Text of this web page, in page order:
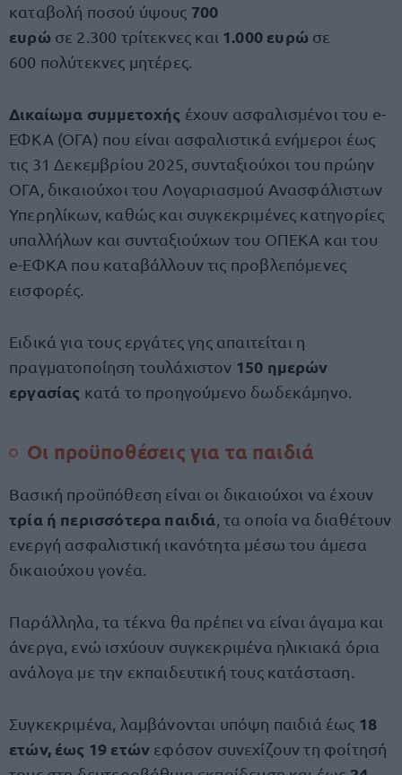
καταβολή ποσού ύψους 700
ευρώ σε 2.300 τρίτεκνες και 1.000 ευρώ σε
600 πολύτεκνες μητέρες.
Δικαίωμα συμμετοχής έχουν ασφαλισμένοι του e-
ΕΦΚΑ (ΟΓΑ) που είναι ασφαλιστικά ενήμεροι έως
τις 31 Δεκεμβρίου 2025, συνταξιούχοι του πρώην
ΟΓΑ, δικαιούχοι του Λογαριασμού Ανασφάλιστων
Υπερηλίκων, καθώς και συγκεκριμένες κατηγορίες
υπαλλήλων και συνταξιούχων του ΟΠΕΚΑ και του
e-ΕΦΚΑ που καταβάλλουν τις προβλεπόμενες
εισφορές.
Ειδικά για τους εργάτες γης απαιτείται η
πραγματοποίηση τουλάχιστον 150 ημερών
εργασίας κατά το προηγούμενο δωδεκάμηνο.
Οι προϋποθέσεις για τα παιδιά
Βασική προϋπόθεση είναι οι δικαιούχοι να έχουν
τρία ή περισσότερα παιδιά , τα οποία να διαθέτουν
ενεργή ασφαλιστική ικανότητα μέσω του άμεσα
δικαιούχου γονέα.
Παράλληλα, τα τέκνα θα πρέπει να είναι άγαμα και
άνεργα, ενώ ισχύουν συγκεκριμένα ηλικιακά όρια
ανάλογα με την εκπαιδευτική τους κατάσταση.
Συγκεκριμένα, λαμβάνονται υπόψη παιδιά έως 18
ετών, έως 19 ετών εφόσον συνεχίζουν τη φοίτησή